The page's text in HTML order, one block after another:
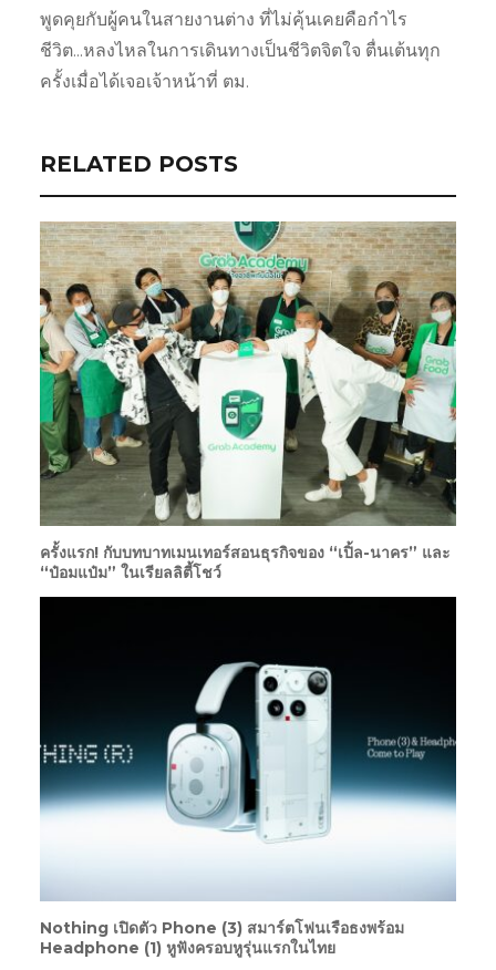
พูดคุยกับผู้คนในสายงานต่าง ที่ไม่คุ้นเคยคือกำไร
ชีวิต...หลงไหลในการเดินทางเป็นชีวิตจิตใจ ตื่นเต้นทุก
ครั้งเมื่อได้เจอเจ้าหน้าที่ ตม.
RELATED POSTS
ครั้งแรก! กับบทบาทเมนเทอร์สอนธุรกิจของ “เปิ้ล-นาคร” และ
“ป๋อมแป๋ม” ในเรียลลิตี้โชว์
Nothing เปิดตัว Phone (3) สมาร์ตโฟนเรือธงพร้อม
Headphone (1) หูฟังครอบหูรุ่นแรกในไทย